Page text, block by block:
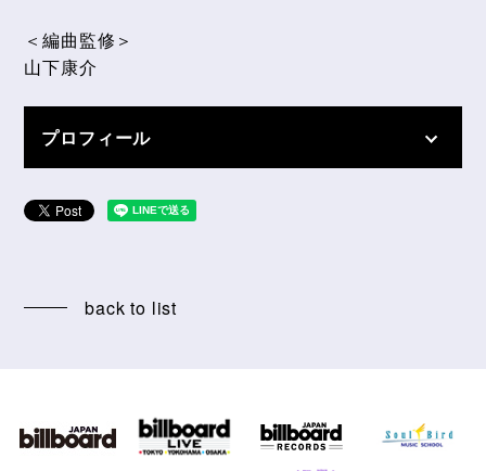
＜編曲監修＞
山下康介
プロフィール
back to list